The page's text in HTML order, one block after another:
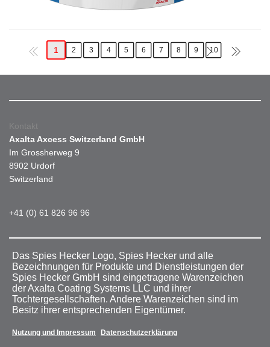
1 2 3 4 5 6 7 8 9 10
Kontakt
Axalta Axcess Switzerland GmbH
Im Grossherweg 9
8902 Urdorf
Switzerland
+41 (0) 61 826 96 96
Das Spies Hecker Logo, Spies Hecker und alle
Bezeichnungen für Produkte und Dienstleistungen der
Spies Hecker GmbH sind eingetragene Warenzeichen
der Axalta Coating Systems LLC und ihrer
Tochtergesellschaften. Andere Warenzeichen sind im
Besitz ihrer entsprechenden Eigentümer.
Nutzung und Impressum Datenschutzerklärung